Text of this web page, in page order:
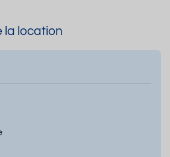
la location